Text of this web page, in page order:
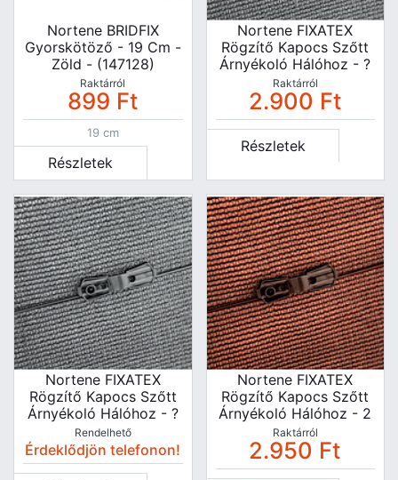
Nortene BRIDFIX
Gyorskötöző - 19 Cm -
Zöld - (147128)
Raktárról
899 Ft
19 cm
Részletek
Nortene FIXATEX
Rögzítő Kapocs Szőtt
Árnyékoló Hálóhoz - ?
4 Cm - Fekete -
(147135)
Raktárról
2.900 Ft
Részletek
Nortene FIXATEX
Rögzítő Kapocs Szőtt
Árnyékoló Hálóhoz - ?
4 Cm - Fekete - 147136
Rendelhető
Érdeklődjön telefonon!
Nortene FIXATEX
Rögzítő Kapocs Szőtt
Árnyékoló Hálóhoz - 2
X 2,5 Cm - Barna -
2011895
Raktárról
2.950 Ft